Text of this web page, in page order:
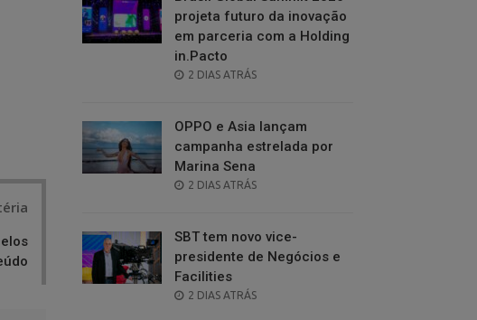
projeta futuro da inovação
em parceria com a Holding
in.Pacto
POSTED
2 DIAS ATRÁS
OPPO e Asia lançam
campanha estrelada por
Marina Sena
POSTED
2 DIAS ATRÁS
SBT tem novo vice-
presidente de Negócios e
Facilities
POSTED
2 DIAS ATRÁS